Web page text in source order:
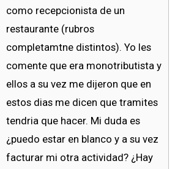
como recepcionista de un
restaurante (rubros
completamtne distintos). Yo les
comente que era monotributista y
ellos a su vez me dijeron que en
estos dias me dicen que tramites
tendria que hacer. Mi duda es
¿puedo estar en blanco y a su vez
facturar mi otra actividad? ¿Hay